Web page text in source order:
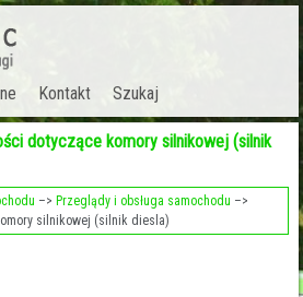
Kontakt Szukaj
dotyczące komory silnikowej (silnik
–> Przeglądy i obsługa samochodu –>
silnikowej (silnik diesla)